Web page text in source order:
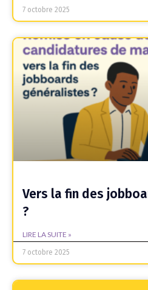
7 octobre 2025
Vers la fin des
?
LIRE LA SUITE »
7 octobre 2025